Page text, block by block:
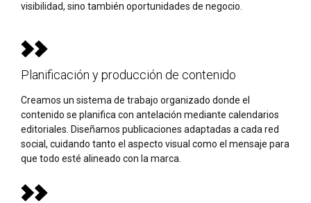
visibilidad, sino también oportunidades de negocio.
Planificación y producción de contenido
Creamos un sistema de trabajo organizado donde el
contenido se planifica con antelación mediante calendarios
editoriales. Diseñamos publicaciones adaptadas a cada red
social, cuidando tanto el aspecto visual como el mensaje para
que todo esté alineado con la marca.